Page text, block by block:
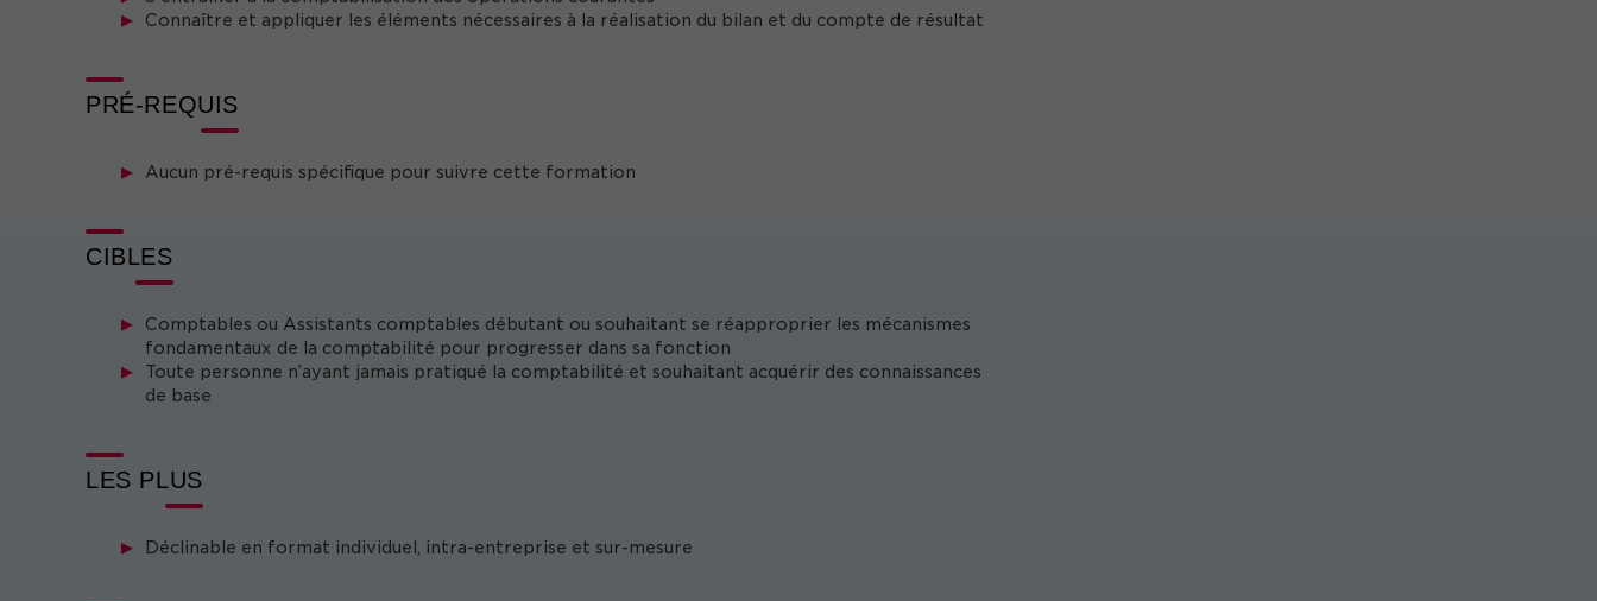
Connaître et appliquer les éléments nécessaires à la réalisation du bilan et du compte de résultat
PRÉ-REQUIS
Aucun pré-requis spécifique pour suivre cette formation
CIBLES
Comptables ou Assistants comptables débutant ou souhaitant se réapproprier les mécanismes
fondamentaux de la comptabilité pour progresser dans sa fonction
Toute personne n’ayant jamais pratiqué la comptabilité et souhaitant acquérir des connaissances
de base
LES PLUS
Déclinable en format individuel, intra-entreprise et sur-mesure